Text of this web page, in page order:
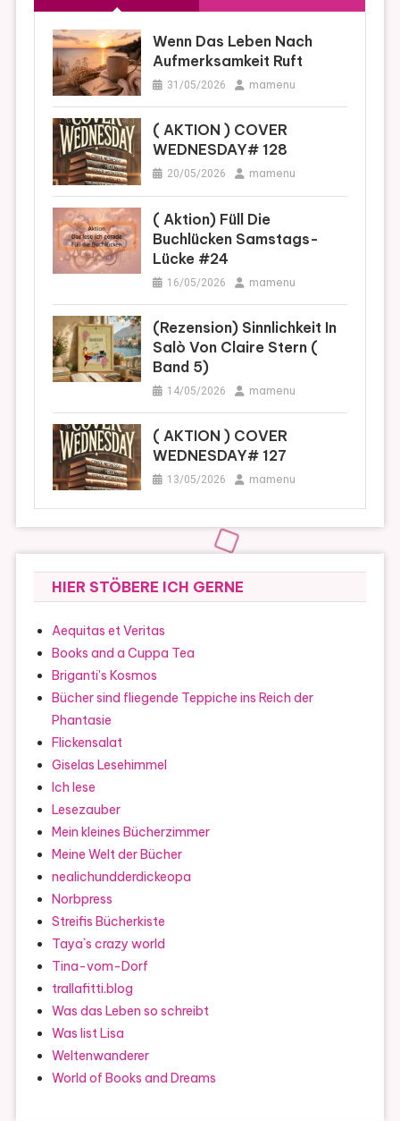
Wenn Das Leben Nach
Aufmerksamkeit Ruft
31/05/2026 mamenu
( AKTION ) COVER
WEDNESDAY# 128
20/05/2026 mamenu
( Aktion) Füll Die
Buchlücken Samstags-
Lücke #24
16/05/2026 mamenu
(Rezension) Sinnlichkeit In
Salò Von Claire Stern (
Band 5)
14/05/2026 mamenu
( AKTION ) COVER
WEDNESDAY# 127
13/05/2026 mamenu
HIER STÖBERE ICH GERNE
Aequitas et Veritas
Books and a Cuppa Tea
Briganti's Kosmos
Bücher sind fliegende Teppiche ins Reich der
Phantasie
Flickensalat
Giselas Lesehimmel
Ich lese
Lesezauber
Mein kleines Bücherzimmer
Meine Welt der Bücher
nealichundderdickeopa
Norbpress
Streifis Bücherkiste
Taya`s crazy world
Tina-vom-Dorf
trallafitti.blog
Was das Leben so schreibt
Was list Lisa
Weltenwanderer
World of Books and Dreams